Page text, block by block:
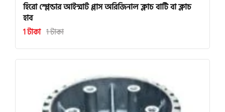
হিরো স্প্লেন্ডার আইস্মার্ট প্লাস অরিজিনাল ক্লাচ বাটি বা ক্লাচ
হাব
1 টাকা 1 টাকা